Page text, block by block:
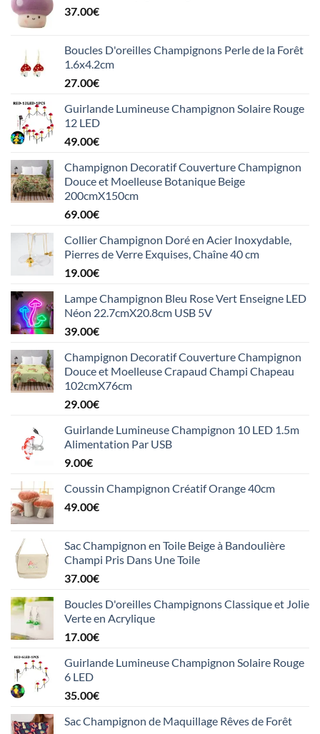
37.00€
Boucles D'oreilles Champignons Perle de la Forêt
1.6x4.2cm
27.00€
Guirlande Lumineuse Champignon Solaire Rouge
12 LED
49.00€
Champignon Decoratif Couverture Champignon
Douce et Moelleuse Botanique Beige
200cmX150cm
69.00€
Collier Champignon Doré en Acier Inoxydable,
Pierres de Verre Exquises, Chaîne 40 cm
19.00€
Lampe Champignon Bleu Rose Vert Enseigne LED
Néon 22.7cmX20.8cm USB 5V
39.00€
Champignon Decoratif Couverture Champignon
Douce et Moelleuse Crapaud Champi Chapeau
102cmX76cm
29.00€
Guirlande Lumineuse Champignon 10 LED 1.5m
Alimentation Par USB
9.00€
Coussin Champignon Créatif Orange 40cm
49.00€
Sac Champignon en Toile Beige à Bandoulière
Champi Pris Dans Une Toile
37.00€
Boucles D'oreilles Champignons Classique et Jolie
Verte en Acrylique
17.00€
Guirlande Lumineuse Champignon Solaire Rouge
6 LED
35.00€
Sac Champignon de Maquillage Rêves de Forêt